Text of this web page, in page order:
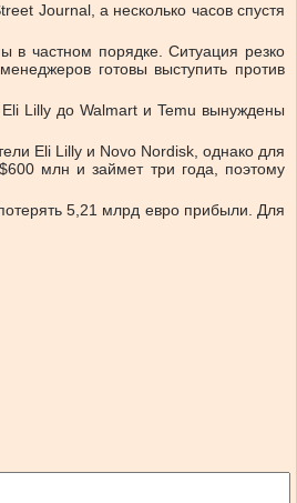
Journal, а несколько часов спустя
в частном порядке. Ситуация резко
готовы выступить против
Lilly до Walmart и Temu вынуждены
Eli Lilly и Novo Nordisk, однако для
млн и займет три года, поэтому
5,21 млрд евро прибыли. Для